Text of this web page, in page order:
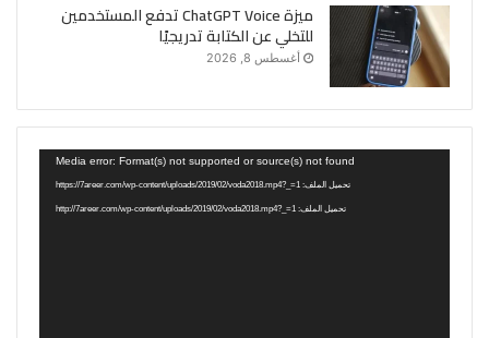
ميزة ChatGPT Voice تدفع المستخدمين
للتخلي عن الكتابة تدريجيًا
أغسطس 8, 2026
Media error: Format(s) not supported or source(s) not found
تحميل الملف: https://7areer.com/wp-content/uploads/2019/02/voda2018.mp4?_=1
تحميل الملف: http://7areer.com/wp-content/uploads/2019/02/voda2018.mp4?_=1